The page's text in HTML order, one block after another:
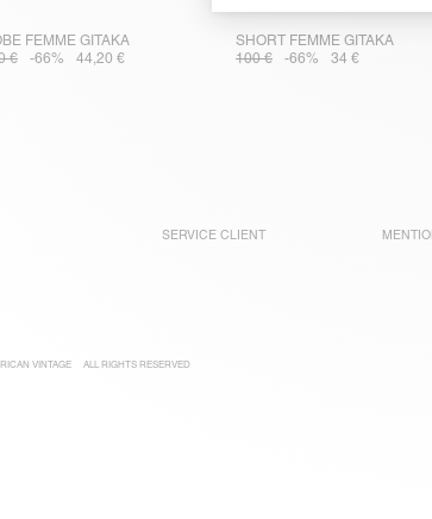
FEMME GITAKA
€
-66% 44,20 €
SHORT FEMME GITAKA
100 €
-66% 34 €
SERVICE CLIENT
VINTAGE ALL RIGHTS RESERVED